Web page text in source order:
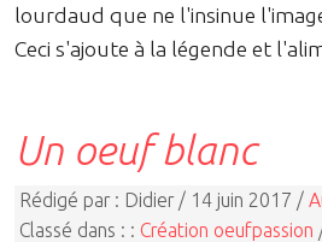
lourdaud que ne l'insinue
Ceci s'ajoute à la légende et
Un oeuf blanc
Rédigé par : Didier / 14 juin 2017 /
Classé dans : : Création oeufpassion